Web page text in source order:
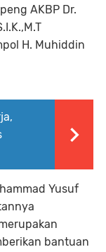
AKBP Dr.
H. Muhiddin
Yusuf
bantuan